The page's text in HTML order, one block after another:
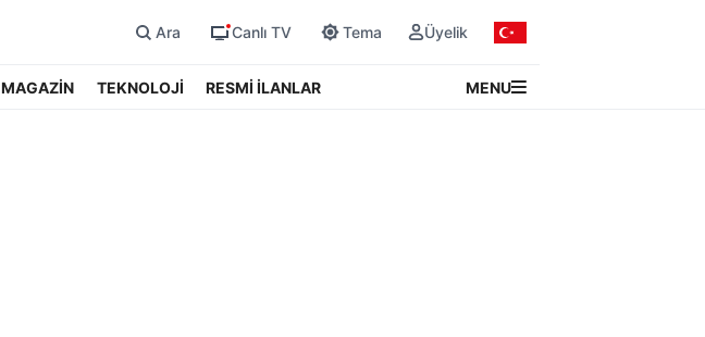
Ara Canlı TV Tema Üyelik
MAGAZİN TEKNOLOJİ RESMİ İLANLAR MENU